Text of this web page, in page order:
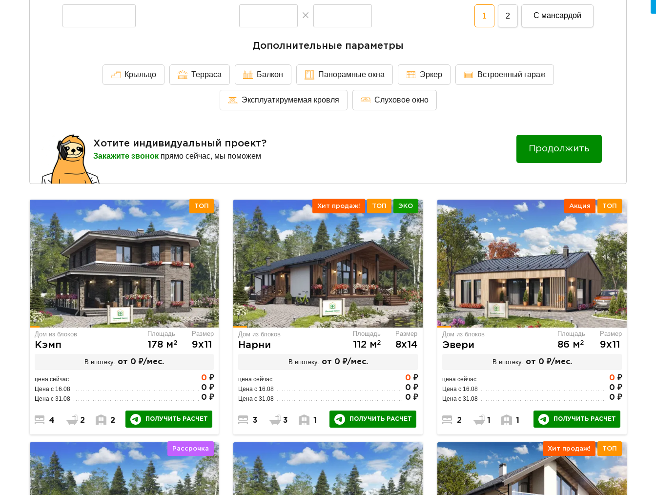
1 2 С мансардой
Дополнительные параметры
Крыльцо Терраса Балкон Панорамные окна Эркер Встроенный гараж
Эксплуатирумемая кровля Слуховое окно
Хотите индивидуальный проект?
Закажите звонок прямо сейчас, мы поможем
Продолжить
ТОП
Дом из блоков
Кэмп
Площадь
178 м2
Размер
9х11
В ипотеку: от 0 ₽/мес.
цена сейчас 0 ₽
Цена с 16.08 0 ₽
Цена с 31.08 0 ₽
4 2 2 ПОЛУЧИТЬ РАСЧЕТ
Хит продаж! ТОП ЭКО
Дом из блоков
Нарни
Площадь
112 м2
Размер
8х14
В ипотеку: от 0 ₽/мес.
цена сейчас 0 ₽
Цена с 16.08 0 ₽
Цена с 31.08 0 ₽
3 3 1 ПОЛУЧИТЬ РАСЧЕТ
Акция ТОП
Дом из блоков
Эвери
Площадь
86 м2
Размер
9х11
В ипотеку: от 0 ₽/мес.
цена сейчас 0 ₽
Цена с 16.08 0 ₽
Цена с 31.08 0 ₽
2 1 1 ПОЛУЧИТЬ РАСЧЕТ
Рассрочка Хит продаж! ТОП